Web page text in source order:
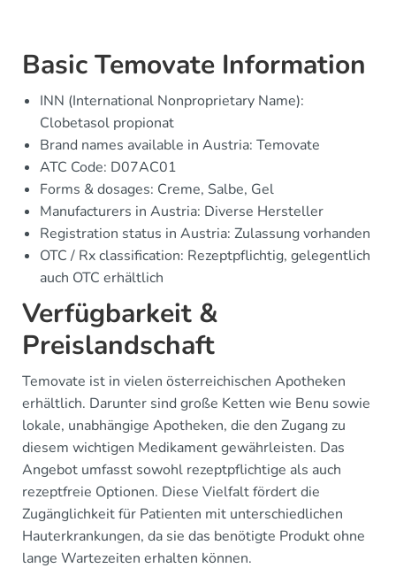
Basic Temovate Information
INN (International Nonproprietary Name):
Clobetasol propionat
Brand names available in Austria: Temovate
ATC Code: D07AC01
Forms & dosages: Creme, Salbe, Gel
Manufacturers in Austria: Diverse Hersteller
Registration status in Austria: Zulassung vorhanden
OTC / Rx classification: Rezeptpflichtig, gelegentlich
auch OTC erhältlich
Verfügbarkeit &
Preislandschaft
Temovate ist in vielen österreichischen Apotheken
erhältlich. Darunter sind große Ketten wie Benu sowie
lokale, unabhängige Apotheken, die den Zugang zu
diesem wichtigen Medikament gewährleisten. Das
Angebot umfasst sowohl rezeptpflichtige als auch
rezeptfreie Optionen. Diese Vielfalt fördert die
Zugänglichkeit für Patienten mit unterschiedlichen
Hauterkrankungen, da sie das benötigte Produkt ohne
lange Wartezeiten erhalten können.